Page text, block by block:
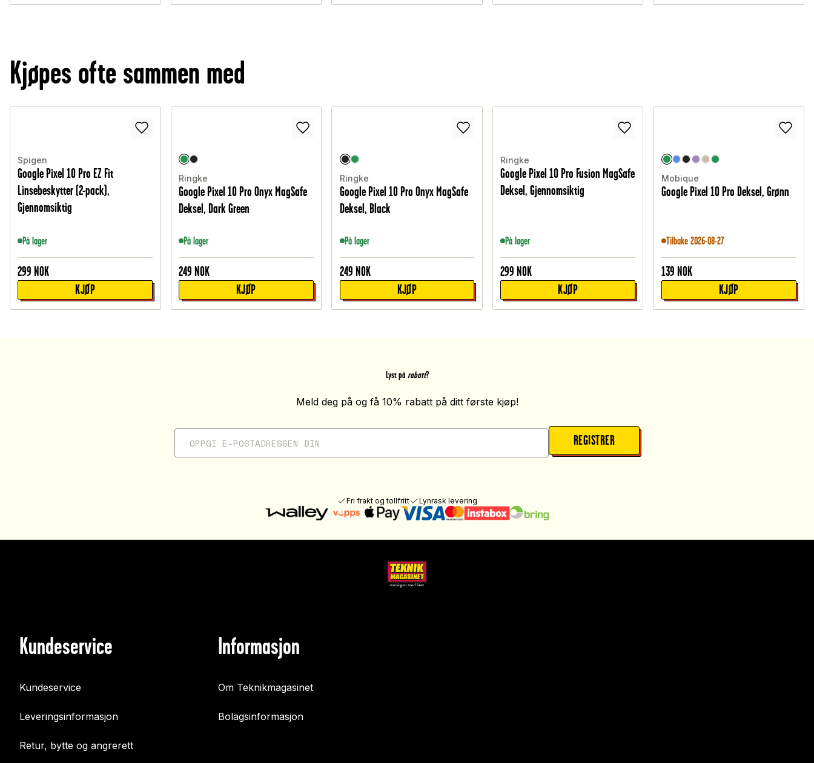
Kjøpes ofte sammen med
Spigen
Google Pixel 10 Pro EZ Fit
Linsebeskytter (2-pack),
Gjennomsiktig
På lager
299 NOK
KJØP
Ringke
Google Pixel 10 Pro Onyx MagSafe
Deksel, Dark Green
På lager
249 NOK
KJØP
Ringke
Google Pixel 10 Pro Onyx MagSafe
Deksel, Black
På lager
249 NOK
KJØP
Ringke
Google Pixel 10 Pro Fusion MagSafe
Deksel, Gjennomsiktig
På lager
299 NOK
KJØP
Mobique
Google Pixel 10 Pro Deksel, Grønn
Tilbake 2026-08-27
139 NOK
KJØP
Lyst på rabatt?
Meld deg på og få 10% rabatt på ditt første kjøp!
REGISTRER
Fri frakt og tollfritt Lynrask levering
Kundeservice
Kundeservice
Leveringsinformasjon
Retur, bytte og angrerett
Informasjon
Om Teknikmagasinet
Bolagsinformasjon